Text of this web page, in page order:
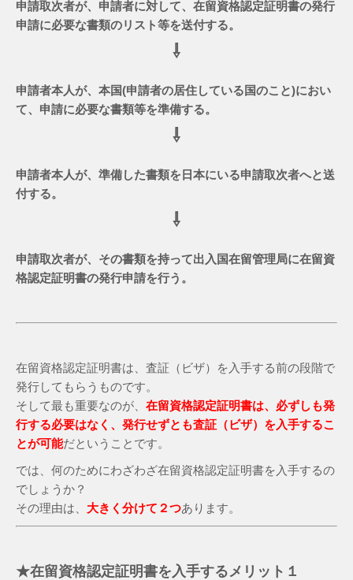
申請取次者が、申請者に対して、在留資格認定証明書の発行
申請に必要な書類のリスト等を送付する。
⇩
申請者本人が、本国(申請者の居住している国のこと)におい
て、申請に必要な書類等を準備する。
⇩
申請者本人が、準備した書類を日本にいる申請取次者へと送
付する。
⇩
申請取次者が、その書類を持って出入国在留管理局に在留資
格認定証明書の発行申請を行う。
在留資格認定証明書は、査証（ビザ）を入手する前の段階で
発行してもらうものです。
そして最も重要なのが、 在留資格認定証明書は、必ずしも発
行する必要はなく、発行せずとも査証（ビザ）を入手するこ
とが可能だということです。
では、何のためにわざわざ在留資格認定証明書を入手するの
でしょうか？
その理由は、 大きく分けて２つあります。
★在留資格認定証明書を入手するメリット１